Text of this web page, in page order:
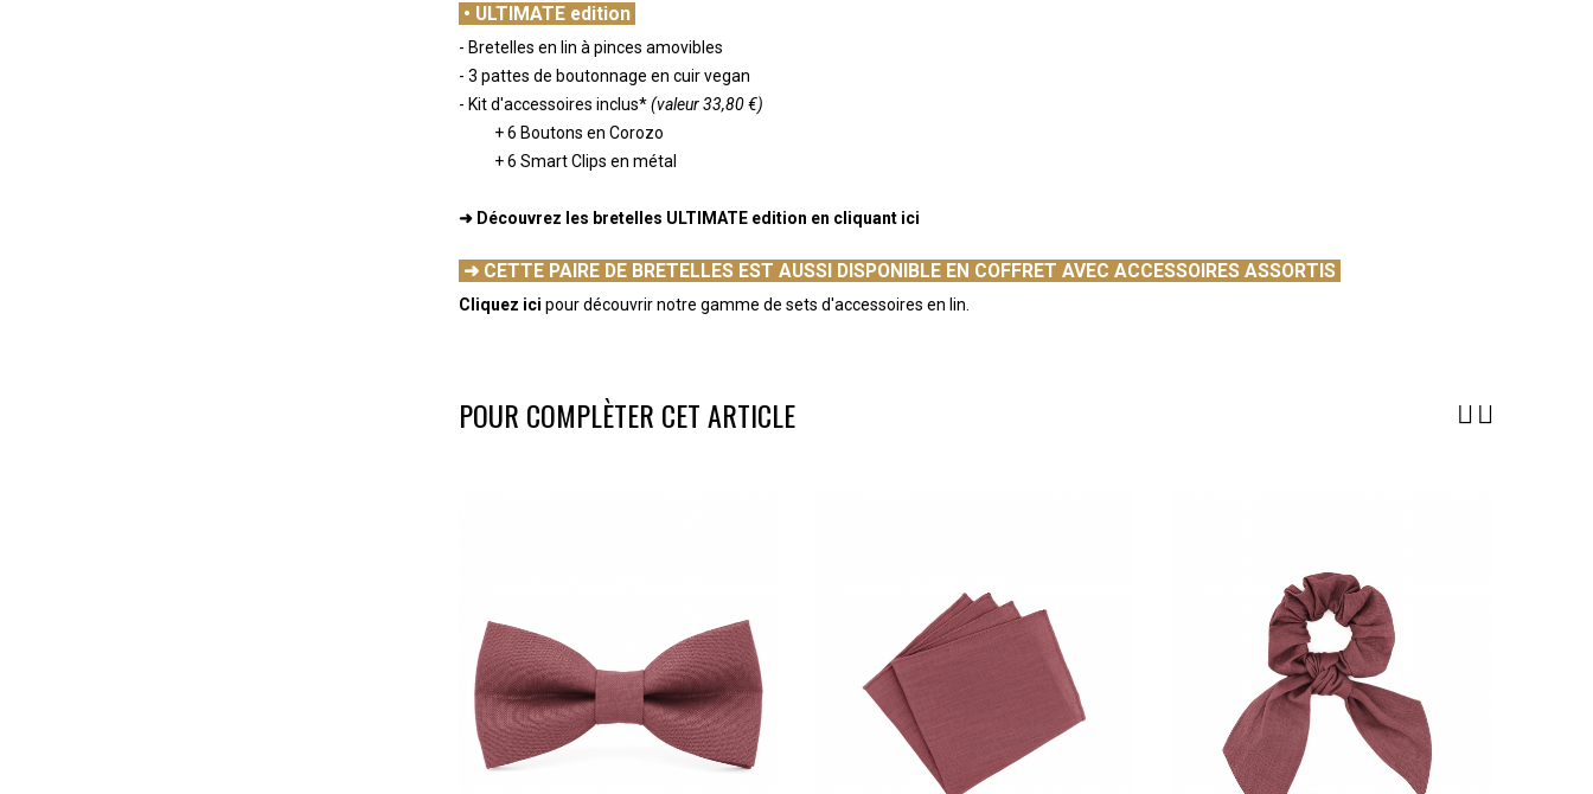
• ULTIMATE edition
- Bretelles en lin à pinces amovibles
- 3 pattes de boutonnage en cuir vegan
- Kit d'accessoires inclus*(valeur 33,80 €)
+ 6 Boutons en Corozo
+ 6 Smart Clips en métal
➜ Découvrez les bretelles ULTIMATE edition en cliquant ici
➜ CETTE PAIRE DE BRETELLES EST AUSSI DISPONIBLE EN COFFRET AVEC ACCESSOIRES ASSORTIS
Cliquez ici pour découvrir notre gamme de sets d'accessoires en lin.
POUR COMPLÈTER CET ARTICLE